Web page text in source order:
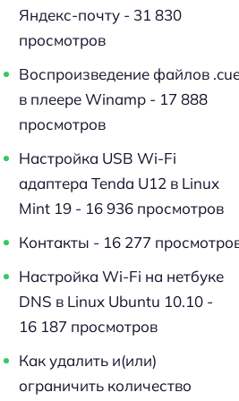
Яндекс-почту- 31 830
просмотров
Воспроизведение файлов
в плеере Winamp- 17 888
просмотров
Настройка USB Wi-Fi
адаптера Tenda U12 в Linux
Mint 19- 16 936 просмотров
Контакты - 16 277
Настройка Wi-Fi на нетбуке
DNS в Linux Ubuntu 10.10-
16 187 просмотров
Как удалить и(или)
ограничить количество